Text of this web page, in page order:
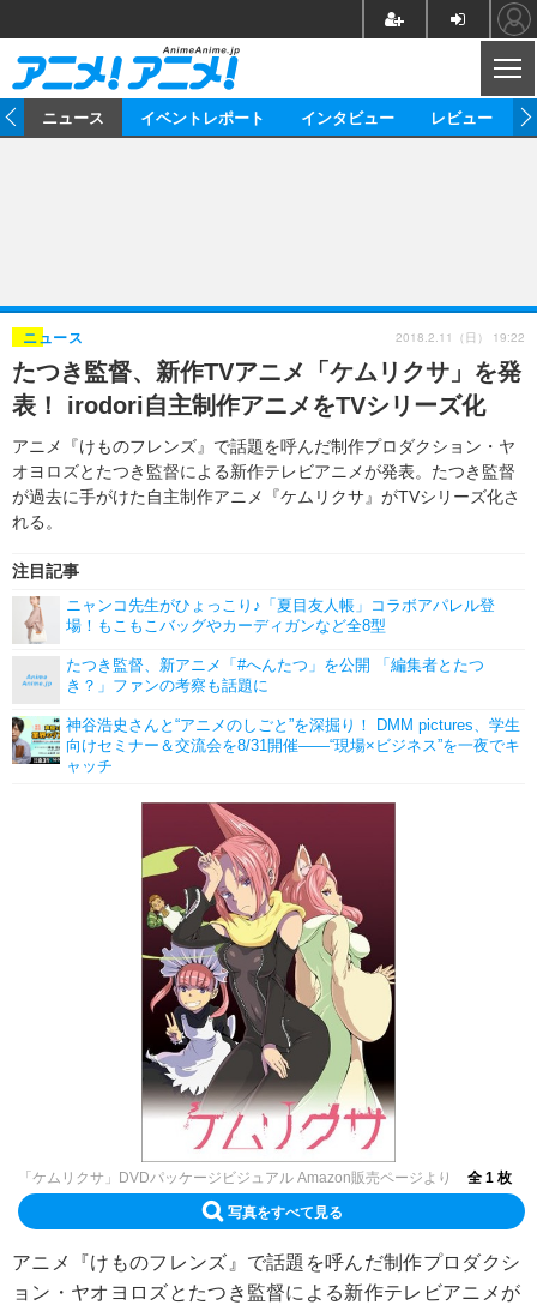
ゲーム グッズ
イベント 海外
海外イベント ビジネス
俳優・タレント アーティスト
ビジネス
アニメ 実写
書評 イベント
ゲーム 座談会
動画
アニメ！アニメ！TV ABEMA Cafe
ニュース イベントレポート インタビュー レビュー
たつき監督、新作TVアニメ「ケムリクサ」を発
表！ irodori自主制作アニメをTVシリーズ化
アニメ『けものフレンズ』で話題を呼んだ制作プロダクション・ヤ
オヨロズとたつき監督による新作テレビアニメが発表。たつき監督
が過去に手がけた自主制作アニメ『ケムリクサ』がTVシリーズ化さ
れる。
ニュース
注目記事
ニャンコ先生がひょっこり♪「夏目友人帳」コラボアパレル登
場！もこもこバッグやカーディガンなど全8型
たつき監督、新アニメ「#へんたつ」を公開 「編集者とたつ
き？」ファンの考察も話題に
神谷浩史さんと“アニメのしごと”を深掘り！ DMM pictures、学生
向けセミナー＆交流会を8/31開催――“現場×ビジネス”を一夜でキ
ャッチ
2018.2.11（日） 19:22
「ケムリクサ」DVDパッケージビジュアル Amazon販売ページより 全 1 枚
写真をすべて見る
アニメ『けものフレンズ』で話題を呼んだ制作プロダクシ
ョン・ヤオヨロズとたつき監督による新作テレビアニメが